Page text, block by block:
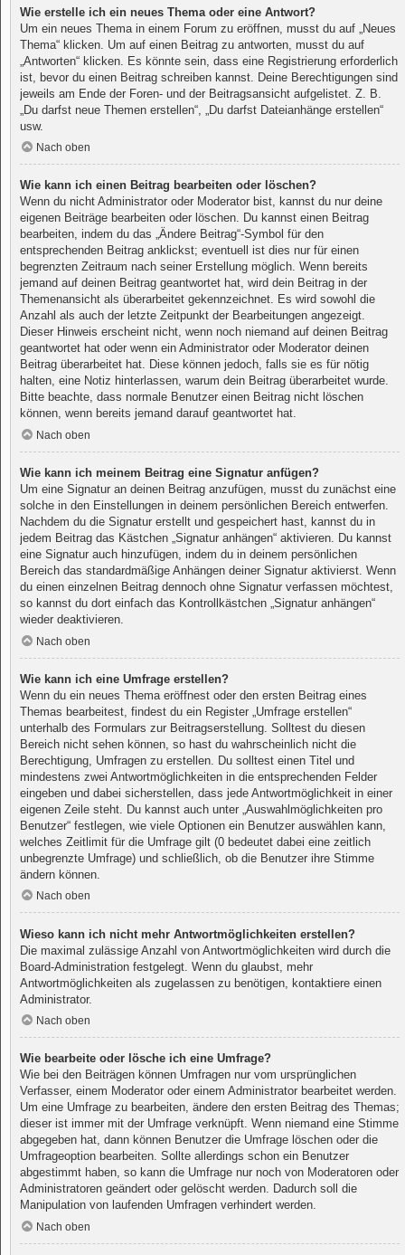
Wie erstelle ich ein neues Thema oder eine Antwort?
Um ein neues Thema in einem Forum zu eröffnen, musst du auf „Neues
Thema“ klicken. Um auf einen Beitrag zu antworten, musst du auf
„Antworten“ klicken. Es könnte sein, dass eine Registrierung erforderlich
ist, bevor du einen Beitrag schreiben kannst. Deine Berechtigungen sind
jeweils am Ende der Foren- und der Beitragsansicht aufgelistet. Z. B.
„Du darfst neue Themen erstellen“, „Du darfst Dateianhänge erstellen“
usw.
Nach oben
Wie kann ich einen Beitrag bearbeiten oder löschen?
Wenn du nicht Administrator oder Moderator bist, kannst du nur deine
eigenen Beiträge bearbeiten oder löschen. Du kannst einen Beitrag
bearbeiten, indem du das „Ändere Beitrag“-Symbol für den
entsprechenden Beitrag anklickst; eventuell ist dies nur für einen
begrenzten Zeitraum nach seiner Erstellung möglich. Wenn bereits
jemand auf deinen Beitrag geantwortet hat, wird dein Beitrag in der
Themenansicht als überarbeitet gekennzeichnet. Es wird sowohl die
Anzahl als auch der letzte Zeitpunkt der Bearbeitungen angezeigt.
Dieser Hinweis erscheint nicht, wenn noch niemand auf deinen Beitrag
geantwortet hat oder wenn ein Administrator oder Moderator deinen
Beitrag überarbeitet hat. Diese können jedoch, falls sie es für nötig
halten, eine Notiz hinterlassen, warum dein Beitrag überarbeitet wurde.
Bitte beachte, dass normale Benutzer einen Beitrag nicht löschen
können, wenn bereits jemand darauf geantwortet hat.
Nach oben
Wie kann ich meinem Beitrag eine Signatur anfügen?
Um eine Signatur an deinen Beitrag anzufügen, musst du zunächst eine
solche in den Einstellungen in deinem persönlichen Bereich entwerfen.
Nachdem du die Signatur erstellt und gespeichert hast, kannst du in
jedem Beitrag das Kästchen „Signatur anhängen“ aktivieren. Du kannst
eine Signatur auch hinzufügen, indem du in deinem persönlichen
Bereich das standardmäßige Anhängen deiner Signatur aktivierst. Wenn
du einen einzelnen Beitrag dennoch ohne Signatur verfassen möchtest,
so kannst du dort einfach das Kontrollkästchen „Signatur anhängen“
wieder deaktivieren.
Nach oben
Wie kann ich eine Umfrage erstellen?
Wenn du ein neues Thema eröffnest oder den ersten Beitrag eines
Themas bearbeitest, findest du ein Register „Umfrage erstellen“
unterhalb des Formulars zur Beitragserstellung. Solltest du diesen
Bereich nicht sehen können, so hast du wahrscheinlich nicht die
Berechtigung, Umfragen zu erstellen. Du solltest einen Titel und
mindestens zwei Antwortmöglichkeiten in die entsprechenden Felder
eingeben und dabei sicherstellen, dass jede Antwortmöglichkeit in einer
eigenen Zeile steht. Du kannst auch unter „Auswahlmöglichkeiten pro
Benutzer“ festlegen, wie viele Optionen ein Benutzer auswählen kann,
welches Zeitlimit für die Umfrage gilt (0 bedeutet dabei eine zeitlich
unbegrenzte Umfrage) und schließlich, ob die Benutzer ihre Stimme
ändern können.
Nach oben
Wieso kann ich nicht mehr Antwortmöglichkeiten erstellen?
Die maximal zulässige Anzahl von Antwortmöglichkeiten wird durch die
Board-Administration festgelegt. Wenn du glaubst, mehr
Antwortmöglichkeiten als zugelassen zu benötigen, kontaktiere einen
Administrator.
Nach oben
Wie bearbeite oder lösche ich eine Umfrage?
Wie bei den Beiträgen können Umfragen nur vom ursprünglichen
Verfasser, einem Moderator oder einem Administrator bearbeitet werden.
Um eine Umfrage zu bearbeiten, ändere den ersten Beitrag des Themas;
dieser ist immer mit der Umfrage verknüpft. Wenn niemand eine Stimme
abgegeben hat, dann können Benutzer die Umfrage löschen oder die
Umfrageoption bearbeiten. Sollte allerdings schon ein Benutzer
abgestimmt haben, so kann die Umfrage nur noch von Moderatoren oder
Administratoren geändert oder gelöscht werden. Dadurch soll die
Manipulation von laufenden Umfragen verhindert werden.
Nach oben